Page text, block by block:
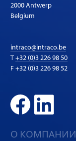
2000 Antwerp
Belgium
intraco@intraco.be
T+32 (0)3 226 98 50
F +32 (0)3 226 98 52
О КОМПАНИИ